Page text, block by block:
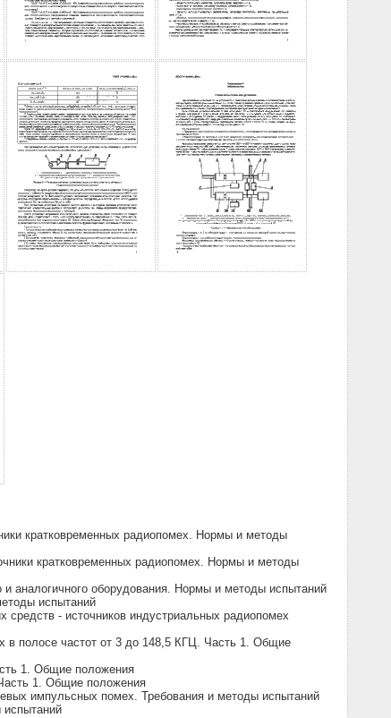
кратковременных радиопомех. Нормы и методы
кратковременных радиопомех. Нормы и методы
и аналогичного оборудования. Нормы и методы испытаний
испытаний
средств - источников индустриальных радиопомех
в полосе частот от 3 до 148,5 КГЦ. Часть 1. Общие
1. Общие положения
1. Общие положения
импульсных помех. Требования и методы испытаний
испытаний